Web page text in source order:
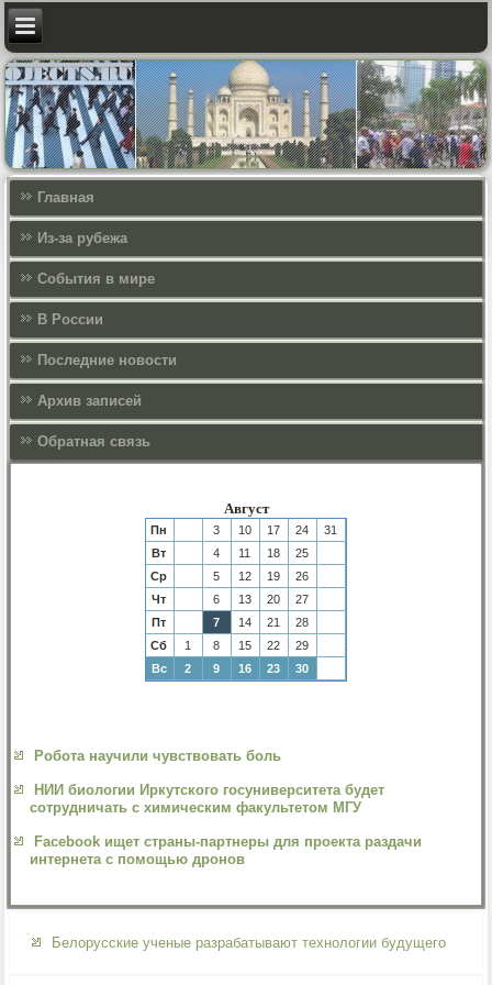
Главная
Из-за рубежа
События в мире
В России
Последние новости
Архив записей
Обратная связь
Август
Пн 3 10 17 24
31
Вт
4 11 18
25
Ср
5 12 19
26
Чт
6 13 20
27
Пт
7 14 21
28
Сб
1 8 15 22
29
Вс
2 9 16 23 30
Робота научили чувствовать боль
НИИ биологии Иркутского госуниверситета будет
сотрудничать с химическим факультетом МГУ
Facebook ищет страны-партнеры для проекта раздачи
интернета с помощью дронов
Белорусские ученые разрабатывают технологии будущего